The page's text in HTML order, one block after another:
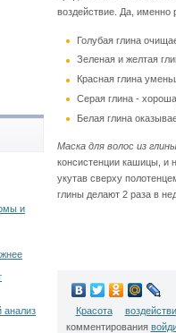
воздействие. Да, именно
Голубая глина
Зеленая и желтая
Красная глина
Серая глина -
Белая глина
Маска для волос из
консистенции кашицы, и
укутав сверху
глины делают 2 раза в
Красота
комментирования
и
анализ